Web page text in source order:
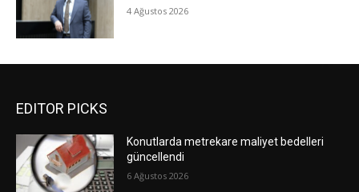
4 Ağustos 2026
EDITOR PICKS
Konutlarda metrekare maliyet bedelleri
güncellendi
6 Ağustos 2026